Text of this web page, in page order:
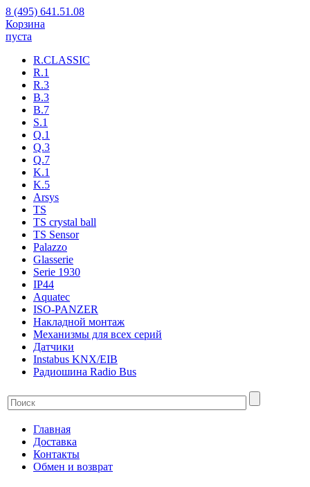
8 (495) 641.51.08
Корзина
пуста
R.CLASSIC
R.1
R.3
B.3
B.7
S.1
Q.1
Q.3
Q.7
K.1
K.5
Arsys
TS
TS crystal ball
TS Sensor
Palazzo
Glasserie
Serie 1930
IP44
Aquatec
ISO-PANZER
Накладной монтаж
Механизмы для всех серий
Датчики
Instabus KNX/EIB
Радиошина Radio Bus
Главная
Доставка
Контакты
Обмен и возврат